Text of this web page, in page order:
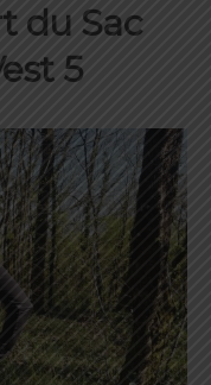
du Sac
5